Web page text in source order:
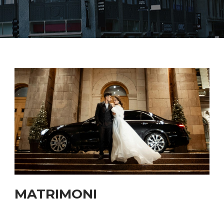
MATRIMONI